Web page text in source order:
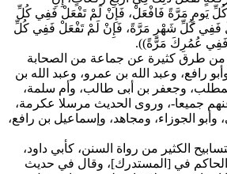
يَومٍ مَرَّةً فَافْعَلْ، فَإِنْ لَمْ تَفْعَلْ فَفِي كُلِّ
فَفِي كُلِّ شَهْرٍ مَرَّةً، فَإِنْ لَمْ تَفْعَلْ فَفِي كُلِّ
فَفِي عُمُرِكَ مَرَّةً)).
طرق كثيرة عن جماعة من الصحابة
رافع، وعبد الله بن عمرو، وعبد الله بن
وجعفر بن أبى طالب، وأم سلمة،
جميعا-، وروى الحديث مرسلا عكرمة،
الجوزاء، ومجاهد، وإسماعيل بن رافع،
الكثير من رواة السنن، كأبي داود،
في [المستدرك]، وقال في حديث